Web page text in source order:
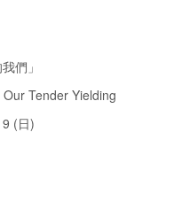
們」
Tender Yielding
(日)